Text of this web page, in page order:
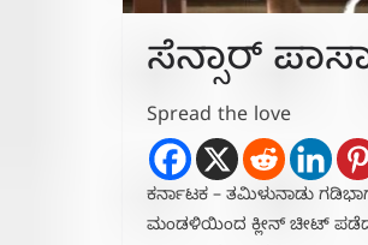
ಸೆನ್ಸಾರ್
Spread the love
ಕರ್ನಾಟಕ – ತಮಿಳುನಾಡು
ಮಂಡಳಿಯಿಂದ ಕ್ಲೀನ್ ಚೀಟ್